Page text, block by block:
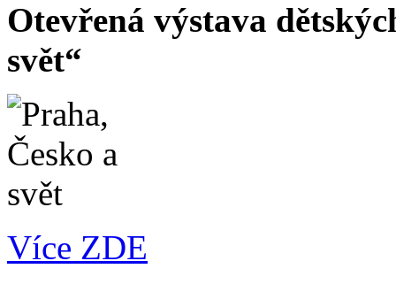
Otevřená výstava
svět“
Více ZDE